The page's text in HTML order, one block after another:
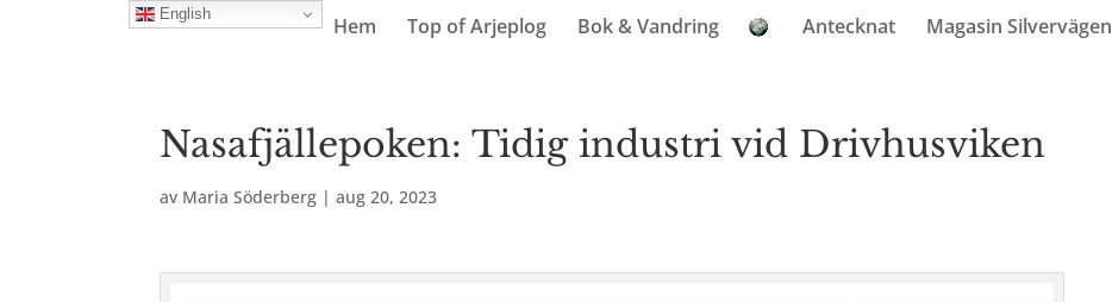
Hem Top of Arjeplog Bok & Vandring Antecknat Magasin Silvervägen
Nasafjällepoken: Tidig industri vid Drivhusviken
av Maria Söderberg |aug 20, 2023
English